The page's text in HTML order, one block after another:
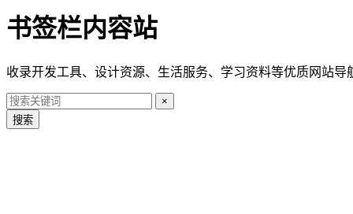
书签栏内容站
收录开发工具、设计资源、生活服务、学习资料等优质网站导
×
搜索